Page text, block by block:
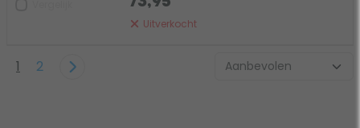
Uitverkocht
1 2